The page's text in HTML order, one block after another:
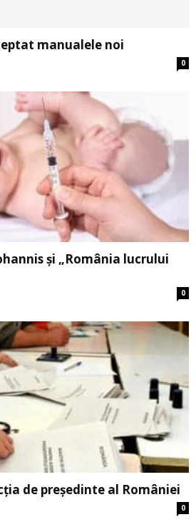
manualele noi
0
şi „România lucrului
0
de președinte al României
0